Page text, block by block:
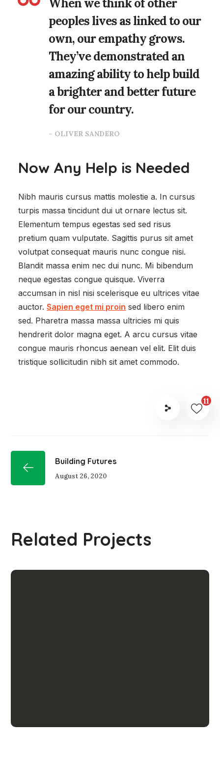
When we think of other
peoples lives as linked to our
own, our empathy grows.
They’ve demonstrated an
amazing ability to help build
a brighter and better future
for our country.
– OLIVER SANDERO
Now Any Help is Needed
Nibh mauris cursus mattis molestie a. In cursus
turpis massa tincidunt dui ut ornare lectus sit.
Elementum tempus egestas sed sed risus
pretium quam vulputate. Sagittis purus sit amet
volutpat consequat mauris nunc congue nisi.
Blandit massa enim nec dui nunc. Mi bibendum
neque egestas congue quisque. Viverra
accumsan in nisl nisi scelerisque eu ultrices vitae
auctor.Sapien eget mi proin sed libero enim
sed. Pharetra massa massa ultricies mi quis
hendrerit dolor magna eget. A arcu cursus vitae
congue mauris rhoncus aenean vel elit. Elit duis
tristique sollicitudin nibh sit amet commodo.
11
Building Futures
August 26, 2020
Related Projects